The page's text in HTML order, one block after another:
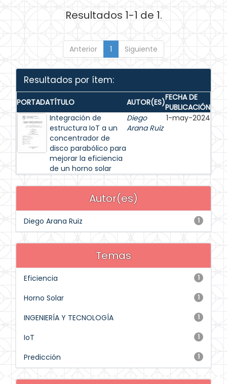
Resultados 1-1 de 1.
Anterior 1 Siguiente
Resultados por ítem:
PORTADATÍTULO AUTOR(ES)FECHA DE
PUBLICACIÓN
Integración de
estructura IoT a un
concentrador de
disco parabólico para
mejorar la eficiencia
de un horno solar
Diego
Arana Ruiz
1-may-2024
Autor(es)
1
Diego Arana Ruiz
Temas
1
Eficiencia
1
Horno Solar
1
INGENIERÍA Y TECNOLOGÍA
1
IoT
1
Predicción